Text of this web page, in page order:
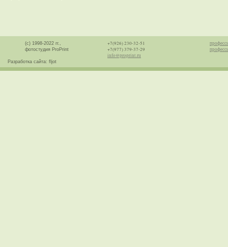
(с) 1998-2022 гг.,
фотостудия ProPrint
Разработка сайта: fljot
+7(926) 230-32-51
+7(977) 379-37-29
info@proprint.ru